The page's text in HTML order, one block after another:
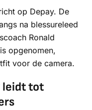
op Depay. De
na blessureleed
Ronald
opgenomen,
voor de camera.
leidt tot